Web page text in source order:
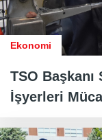
Ekonomi
TSO Başkanı
İşyerleri